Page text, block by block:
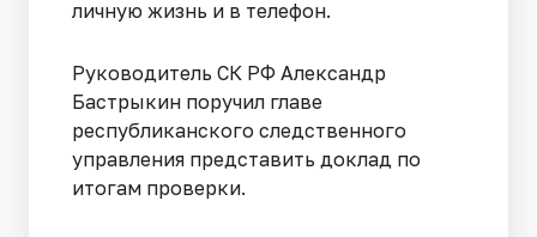
личную жизнь и в телефон.
Руководитель СК РФ Александр
Бастрыкин поручил главе
республиканского следственного
управления представить доклад по
итогам проверки.